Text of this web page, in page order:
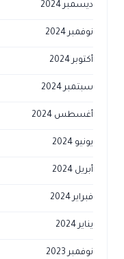
ديسمبر 2024
نوفمبر 2024
أكتوبر 2024
سبتمبر 2024
أغسطس 2024
يونيو 2024
أبريل 2024
فبراير 2024
يناير 2024
نوفمبر 2023